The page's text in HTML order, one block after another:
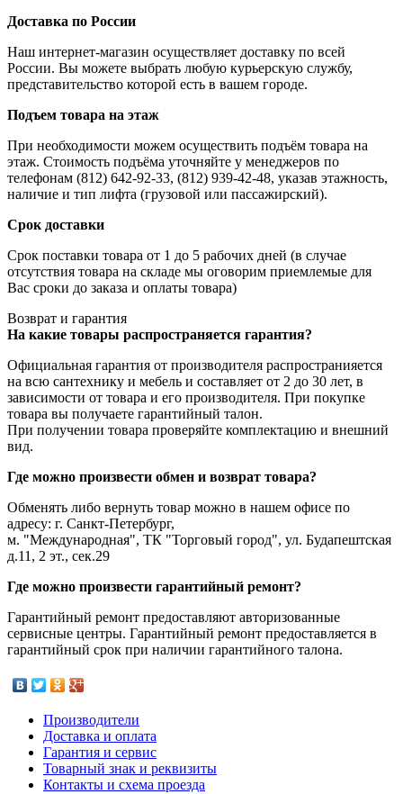
Доставка по России
Наш интернет-магазин осуществляет доставку по всей
России. Вы можете выбрать любую курьерскую службу,
представительство которой есть в вашем городе.
Подъем товара на этаж
При необходимости можем осуществить подъём товара на
этаж. Стоимость подъёма уточняйте у менеджеров по
телефонам (812) 642-92-33, (812) 939-42-48, указав этажность,
наличие и тип лифта (грузовой или пассажирский).
Срок доставки
Срок поставки товара от 1 до 5 рабочих дней (в случае
отсутствия товара на складе мы оговорим приемлемые для
Вас сроки до заказа и оплаты товара)
Возврат и гарантия
На какие товары распространяется гарантия?
Официальная гарантия от производителя распространияется
на всю сантехнику и мебель и составляет от 2 до 30 лет, в
зависимости от товара и его производителя. При покупке
товара вы получаете гарантийный талон.
При получении товара проверяйте комплектацию и внешний
вид.
Где можно произвести обмен и возврат товара?
Обменять либо вернуть товар можно в нашем офисе по
адресу: г. Санкт-Петербург,
м. "Международная", ТК "Торговый город", ул. Будапештская
д.11, 2 эт., сек.29
Где можно произвести гарантийный ремонт?
Гарантийный ремонт предоставляют авторизованные
сервисные центры. Гарантийный ремонт предоставляется в
гарантийный срок при наличии гарантийного талона.
Производители
Доставка и оплата
Гарантия и сервис
Товарный знак и реквизиты
Контакты и схема проезда